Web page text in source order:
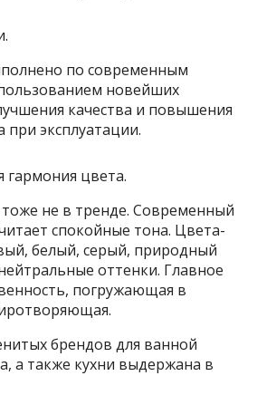
по современным
новейших
качества и повышения
эксплуатации.
гармония цвета.
не в тренде. Современный
спокойные тона. Цвета-
белый, серый, природный
оттенки. Главное
погружающая в
брендов для ванной
а также кухни выдержана в